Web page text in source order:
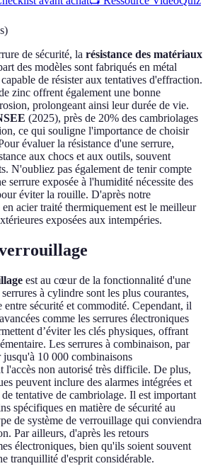
)
de sécurité, la résistance des matériaux
des modèles sont fabriqués en métal
de résister aux tentatives d'effraction.
zinc offrent également une bonne
prolongeant ainsi leur durée de vie.
(2025), près de 20% des cambriolages
ce qui souligne l'importance de choisir
évaluer la résistance d'une serrure,
aux chocs et aux outils, souvent
N'oubliez pas également de tenir compte
serrure exposée à l'humidité nécessite des
éviter la rouille. D'après notre
acier traité thermiquement est le meilleur
exposées aux intempéries.
est au cœur de la fonctionnalité d'une
à cylindre sont les plus courantes,
sécurité et commodité. Cependant, il
comme les serrures électroniques
d’éviter les clés physiques, offrant
Les serrures à combinaison, par
10 000 combinaisons
l'accès non autorisé très difficile. De plus,
peuvent inclure des alarmes intégrées et
tentative de cambriolage. Il est important
spécifiques en matière de sécurité au
de système de verrouillage qui conviendra
Par ailleurs, d'après les retours
électroniques, bien qu'ils soient souvent
tranquillité d'esprit considérable.